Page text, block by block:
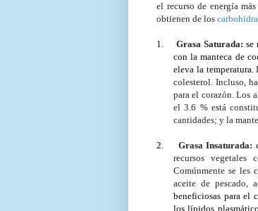
el recurso de energía
obtienen de los
1. Grasa Saturada: se
con la manteca de
eleva la temperatura.
colesterol. Incluso,
para el corazón. Los
el 3.6 % está
cantidades; y la
2. Grasa Insaturada:
recursos vegetales
Comúnmente se les
aceite de pescado,
beneficiosas para el
los lípidos